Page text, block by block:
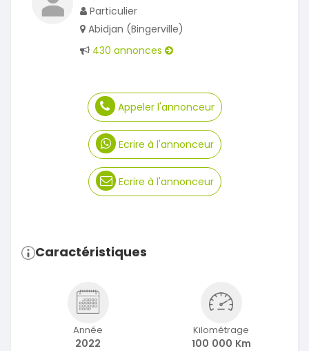
Particulier
Abidjan (Bingerville)
430 annonces
Appeler l'annonceur
Ecrire à l'annonceur
Ecrire à l'annonceur
Caractéristiques
Année
2022
Kilométrage
100 000 Km